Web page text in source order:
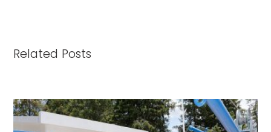
Related Posts